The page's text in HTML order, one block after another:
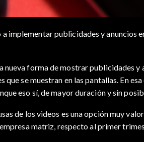
implementar publicidades y anuncios
nueva forma de mostrar publicidades
se muestran en las pantallas. En
eso sí, de mayor duración y sin
de los videos es una opción muy
matriz, respecto al primer